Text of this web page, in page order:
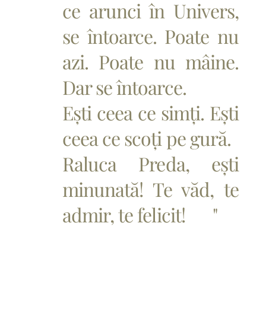
ce arunci în Univers,
se întoarce. Poate nu
azi. Poate nu mâine.
Dar se întoarce.
Ești ceea ce simți. Ești
ceea ce scoți pe gură.
Raluca Preda, ești
minunată! Te văd, te
admir, te felicit! ❤️"